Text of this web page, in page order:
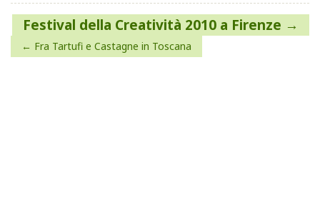
Navigazione
articoli
Festival della Creatività 2010 a Firenze
Fra Tartufi e Castagne in Toscana